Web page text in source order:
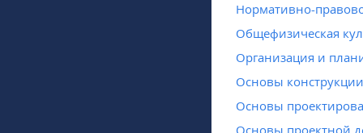
Нормативно-
Общефизическая
Организация и
Основы
Основы
Основы проектной